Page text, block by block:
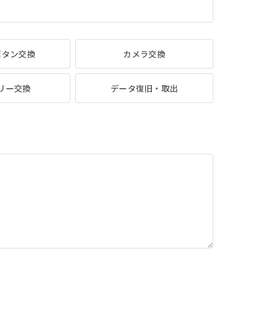
ン交換 カメラ交換
ー交換 データ復旧・取出